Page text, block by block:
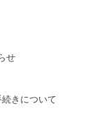
せ
きについて